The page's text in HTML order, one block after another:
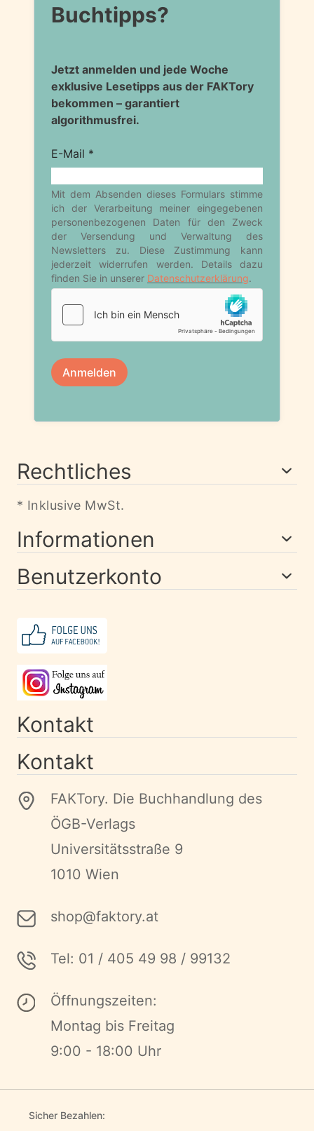
Buchtipps?
Rechtliches
* Inklusive MwSt.
Informationen
Benutzerkonto
Kontakt
Kontakt
FAKTory. Die Buchhandlung des
ÖGB-Verlags
Universitätsstraße 9
1010 Wien
shop@faktory.at
Tel: 01 / 405 49 98 / 99132
Öffnungszeiten:
Montag bis Freitag
9:00 - 18:00 Uhr
Sicher Bezahlen: